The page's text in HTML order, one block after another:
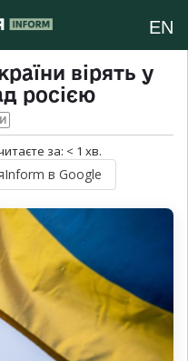
EN
вірять у
росією
за: < 1 хв.
в Google